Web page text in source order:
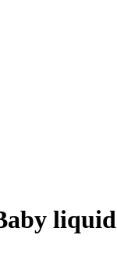
liquid